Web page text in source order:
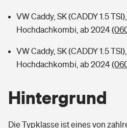
VW Caddy, SK (CADDY 1.5
Hochdachkombi, ab 2024
VW Caddy, SK (CADDY 1.5
Hochdachkombi, ab 2024
Hintergrund
Die Typklasse ist eines von